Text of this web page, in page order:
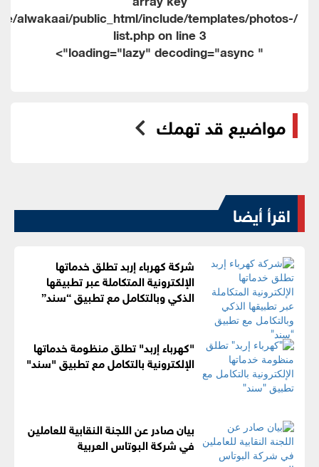
alwakaai/public_html/include/templates/photos-
list.php on line3
" loading="lazy" decoding="async">
مواضيع قد تهمك
اقرأ أيضا
شركة كهرباء إربد تطلق خدماتها
الإلكترونية المتكاملة عبر تطبيقها
الذكي وبالتكامل مع تطبيق “سند”
"كهرباء إربد" تطلق منظومة خدماتها
الإلكترونية بالتكامل مع تطبيق "سند"
بيان صادر عن اللجنة النقابية للعاملين
في شركة البوتاس العربية